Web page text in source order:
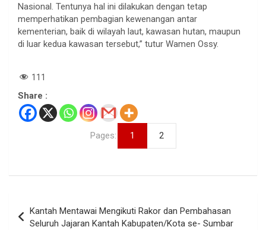
Nasional. Tentunya hal ini dilakukan dengan tetap
memperhatikan pembagian kewenangan antar
kementerian, baik di wilayah laut, kawasan hutan, maupun
di luar kedua kawasan tersebut,” tutur Wamen Ossy.
111
Share :
Pages: 1 2
pos
Kantah Mentawai Mengikuti Rakor dan Pembahasan
Seluruh Jajaran Kantah Kabupaten/Kota se- Sumbar